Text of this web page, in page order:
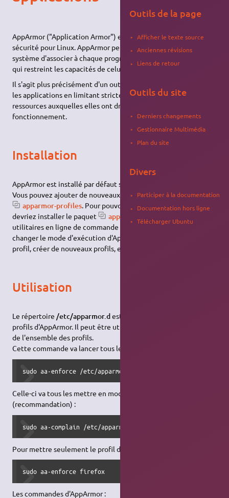
AppArmor ("Application Armor") est un logiciel libre de
sécurité pour Linux. AppArmor permet à l'administrateur
système d'associer à chaque programme un profil de sécurité
qui restreint les capacités de celui-ci.
Il s'agit plus précisément d'un outil qui permet de verrouiller
les applications en limitant strictement leur accès aux seules
ressources auxquelles elles ont droit sans perturber leur
fonctionnement.
Installation
AppArmor est installé par défaut sous Ubuntu.
Vous pouvez ajouter de nouveaux profils eninstallant le paquet
apparmor-profiles. Pour pouvoir contrôler Apparmor, vous
devriez installer le paquet
apparmor-utils
utilitaires en ligne de commande que vous pouvez utiliser pour
changer le mode d'exécution d'AppArmor, trouver l'état d'un
profil, créer de nouveaux profils, etc.
Utilisation
Le répertoire /etc/apparmor.dest l'endroit où se situent les
profils d'AppArmor. Il peut être utilisé pour manipuler le mode
de l'ensemble des profils.
Cette commande va lancer tous les profils en mode
sudo aa-enforce /etc/apparmor.d/*
Celle-ci va tous les mettre en mode
(recommandation) :
sudo aa-complain /etc/apparmor.d/*
Pour mettre seulement le profil d'une application en marche:
sudo aa-enforce firefox
Les commandes d'AppArmor :
Outils de la page
Afficher le texte source
Anciennes révisions
Liens de retour
Outils du site
Derniers changements
Gestionnaire Multimédia
Plan du site
Divers
Participer à la documentation
Documentation hors ligne
Télécharger Ubuntu